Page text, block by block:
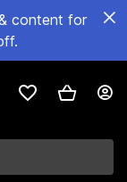
content for